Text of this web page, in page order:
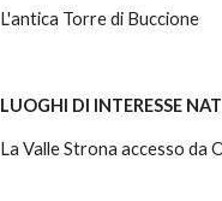
L'antica Torre di Buccione
LUOGHI DI INTERESSE
La Valle Strona accesso da